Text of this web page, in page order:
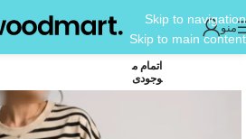
Skip to navigation
Skip to main content
منو
اتمام م
وجودی